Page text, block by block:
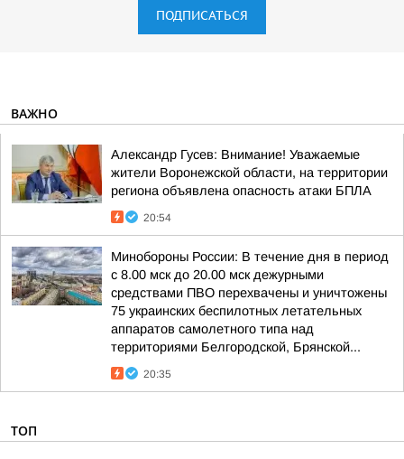
ПОДПИСАТЬСЯ
ВАЖНО
Александр Гусев: Внимание! Уважаемые
жители Воронежской области, на территории
региона объявлена опасность атаки БПЛА
20:54
Минобороны России: В течение дня в период
с 8.00 мск до 20.00 мск дежурными
средствами ПВО перехвачены и уничтожены
75 украинских беспилотных летательных
аппаратов самолетного типа над
территориями Белгородской, Брянской...
20:35
ТОП